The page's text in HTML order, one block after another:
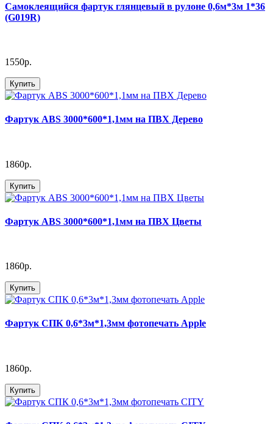
Самоклеящийся фартук глянцевый в рулоне 0,6м*3м 1*36
(G019R)
1550р.
Купить
Фартук АВS 3000*600*1,1мм на ПВХ Дерево
1860р.
Купить
Фартук АВS 3000*600*1,1мм на ПВХ Цветы
1860р.
Купить
Фартук СПК 0,6*3м*1,3мм фотопечать Apple
1860р.
Купить